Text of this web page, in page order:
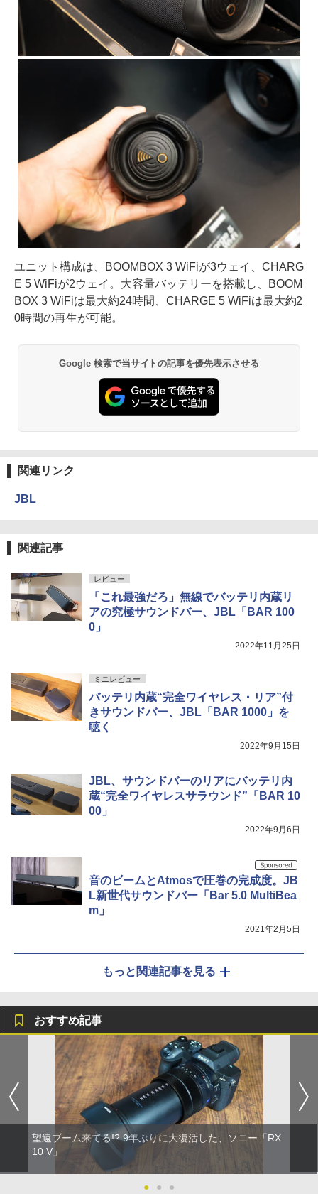
ユニット構成は、BOOMBOX 3 WiFiが3ウェイ、CHARG
E 5 WiFiが2ウェイ。大容量バッテリーを搭載し、BOOM
BOX 3 WiFiは最大約24時間、CHARGE 5 WiFiは最大約2
0時間の再生が可能。
Google 検索で当サイトの記事を優先表示させる
関連リンク
JBL
関連記事
レビュー
「これ最強だろ」無線でバッテリ内蔵リ
アの究極サウンドバー、JBL「BAR 100
0」
2022年11月25日
ミニレビュー
バッテリ内蔵“完全ワイヤレス・リア”付
きサウンドバー、JBL「BAR 1000」を
聴く
2022年9月15日
JBL、サウンドバーのリアにバッテリ内
蔵“完全ワイヤレスサラウンド”「BAR 10
00」
2022年9月6日
音のビームとAtmosで圧巻の完成度。JB
L新世代サウンドバー「Bar 5.0 MultiBea
m」
2021年2月5日
もっと関連記事を見る
おすすめ記事
望遠ブーム来てる!? 9年ぶりに大復活した、ソニー「RX
10 V」
● ● ●